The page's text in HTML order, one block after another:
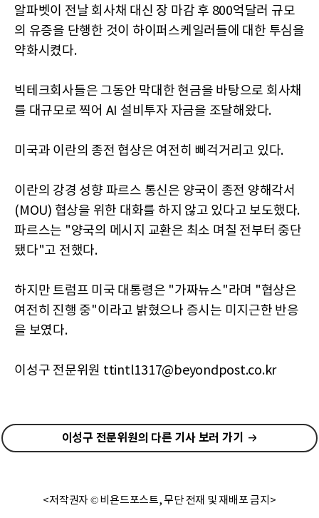
알파벳이 전날 회사채 대신 장 마감 후 800억달러 규모
의 유증을 단행한 것이 하이퍼스케일러들에 대한 투심을
약화시켰다.
빅테크회사들은 그동안 막대한 현금을 바탕으로 회사채
를 대규모로 찍어 AI 설비투자 자금을 조달해왔다.
미국과 이란의 종전 협상은 여전히 삐걱거리고 있다.
이란의 강경 성향 파르스 통신은 양국이 종전 양해각서
(MOU) 협상을 위한 대화를 하지 않고 있다고 보도했다.
파르스는 "양국의 메시지 교환은 최소 며칠 전부터 중단
됐다"고 전했다.
하지만 트럼프 미국 대통령은 "가짜뉴스"라며 "협상은
여전히 진행 중"이라고 밝혔으나 증시는 미지근한 반응
을 보였다.
이성구 전문위원 ttintl1317@beyondpost.co.kr
이성구 전문위원의 다른 기사 보러 가기
<저작권자 © 비욘드포스트, 무단 전재 및 재배포 금지>